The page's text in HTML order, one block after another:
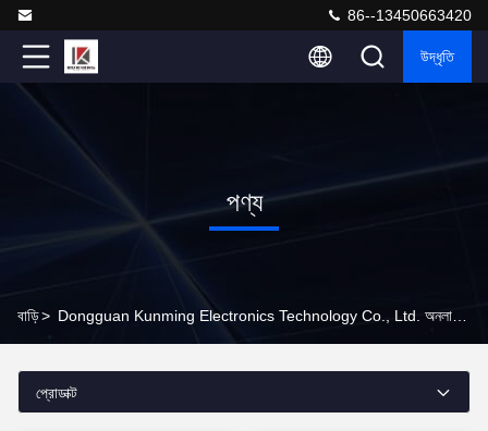
86--13450663420
উদ্ধৃতি
পণ্য
বাড়ি>
প্রোডাক্ট